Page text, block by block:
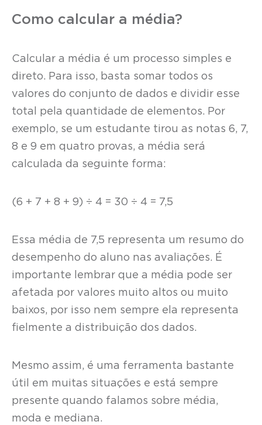
Como calcular a média?
Calcular a média é um processo simples e
direto. Para isso, basta somar todos os
valores do conjunto de dados e dividir esse
total pela quantidade de elementos. Por
exemplo, se um estudante tirou as notas 6, 7,
8 e 9 em quatro provas, a média será
calculada da seguinte forma:
(6 + 7 + 8 + 9) ÷ 4 = 30 ÷ 4 = 7,5
Essa média de 7,5 representa um resumo do
desempenho do aluno nas avaliações. É
importante lembrar que a média pode ser
afetada por valores muito altos ou muito
baixos, por isso nem sempre ela representa
fielmente a distribuição dos dados.
Mesmo assim, é uma ferramenta bastante
útil em muitas situações e está sempre
presente quando falamos sobre média,
moda e mediana.